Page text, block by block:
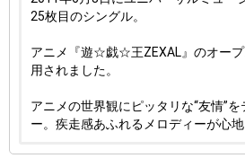
25枚目のシングル。
アニメ『遊☆戯☆王ZEXAL』のオー
用されました。
アニメの世界観にピッタリな“友情”
ー。疾走感あふれるメロディーが心地